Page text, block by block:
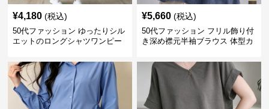
¥4,180 (税込)
50代ファッション ゆったりシル
エットのロングシャツワンピー
¥5,660 (税込)
50代ファッション フリル飾り付
き深め襟元半袖ブラウス 体型カ